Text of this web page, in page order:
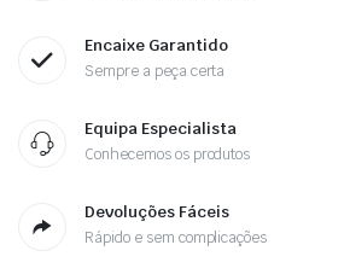
Encaixe Garantido
Sempre a peça certa
Equipa Especialista
Conhecemos os produtos
Devoluções Fáceis
Rápido e sem complicações